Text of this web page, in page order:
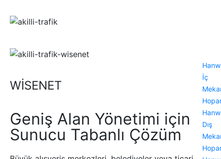
İç
Dış
WİSENET
Geniş Alan Yönetimi için
Sunucu Tabanlı Çözüm